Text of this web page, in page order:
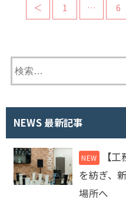
＜ 1 … 6
NEWS 最新記事
【
を紡ぎ、
場所へ